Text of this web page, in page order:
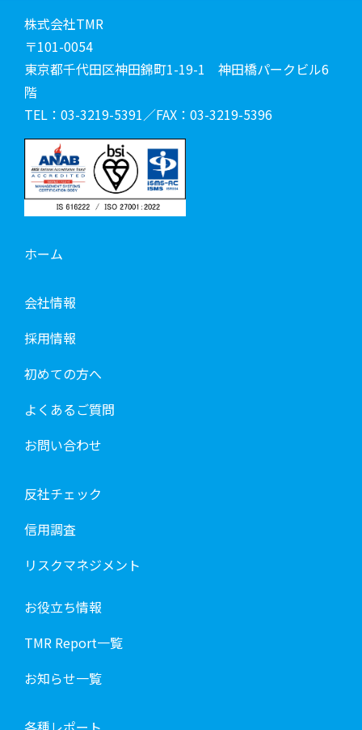
株式会社TMR
〒101-0054
東京都千代田区神田錦町1-19-1 神田橋パークビル6
階
TEL：03-3219-5391／FAX：03-3219-5396
ホーム
会社情報
採用情報
初めての方へ
よくあるご質問
お問い合わせ
反社チェック
信用調査
リスクマネジメント
お役立ち情報
TMR Report一覧
お知らせ一覧